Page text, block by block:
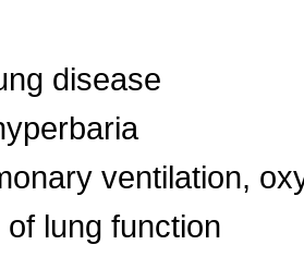
disease
ventilation,
lung function